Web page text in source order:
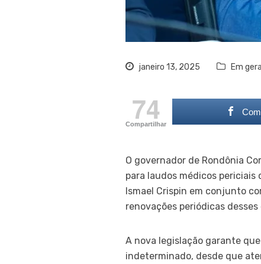
janeiro 13, 2025 Em geral
74
Compartilhar
O governador de Rondônia
para laudos médicos
Ismael Crispin em conjunto
renovações periódicas
A nova legislação garante
indeterminado, desde que